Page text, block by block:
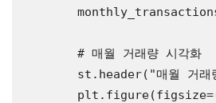
# 매월 거래량 시각화
        st.header(
"매월 거래